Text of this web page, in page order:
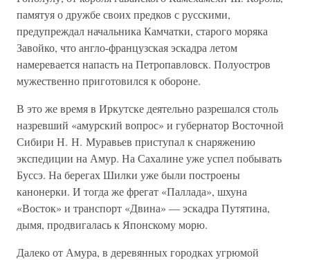
памятуя о дружбе своих предков с русскими,
предупреждал начальника Камчатки, старого моряка
Завойко, что англо-французская эскадра летом
намеревается напасть на Петропавловск. Полуостров
мужественно приготовился к обороне.
В это же время в Иркутске деятельно разрешался столь
назревший «амурский вопрос» и губернатор Восточной
Сибири Н. Н. Муравьев приступал к снаряжению
экспедиции на Амур. На Сахалине уже успел побывать
Буссэ. На берегах Шилки уже были построены
канонерки. И тогда же фрегат «Паллада», шхуна
«Восток» и транспорт «Двина» — эскадра Путятина,
дымя, продвигалась к Японскому морю.
Далеко от Амура, в деревянных городках угрюмой